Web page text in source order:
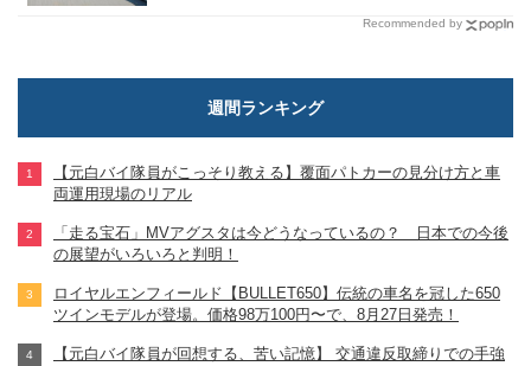
Recommended by
週間ランキング
【元白バイ隊員がこっそり教える】覆面パトカーの見分け方と車
両運用現場のリアル
「走る宝石」MVアグスタは今どうなっているの？ 日本での今後
の展望がいろいろと判明！
ロイヤルエンフィールド【BULLET650】伝統の車名を冠した650
ツインモデルが登場。価格98万100円〜で、8月27日発売！
【元白バイ隊員が回想する、苦い記憶】 交通違反取締りでの手強